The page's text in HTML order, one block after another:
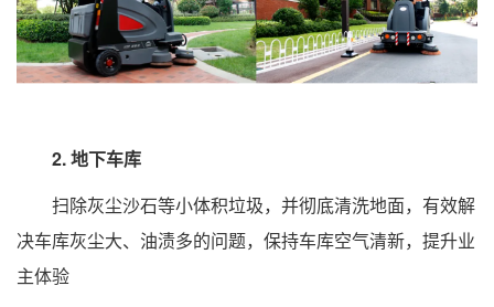
2. 地下车库
扫除灰尘沙石等小体积垃圾，并彻底清洗地面，有效解
决车库灰尘大、油渍多的问题，保持车库空气清新，提升业
主体验